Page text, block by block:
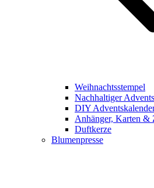
Weihnachtsstempel
Nachhaltiger
DIY
Anhänger, Karten &
Duftkerze
Blumenpresse